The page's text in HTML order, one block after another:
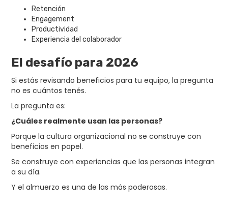
Retención
Engagement
Productividad
Experiencia del colaborador
El desafío para 2026
Si estás revisando beneficios para tu equipo, la pregunta
no es cuántos tenés.
La pregunta es:
¿Cuáles realmente usan las personas?
Porque la cultura organizacional no se construye con
beneficios en papel.
Se construye con experiencias que las personas integran
a su día.
Y el almuerzo es una de las más poderosas.